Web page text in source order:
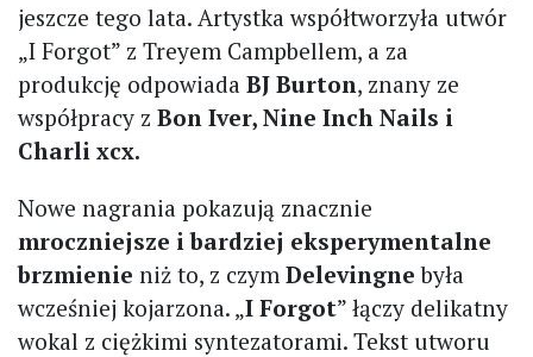
jeszcze tego lata. Artystka współtworzyła utwór
„I Forgot” z Treyem Campbellem, a za
produkcję odpowiada BJ Burton, znany ze
współpracy z Bon Iver, Nine Inch Nails i
Charli xcx.
Nowe nagrania pokazują znacznie
mroczniejsze i bardziej eksperymentalne
brzmienie niż to, z czym Delevingnebyła
wcześniej kojarzona. „I Forgot” łączy delikatny
wokal z ciężkimi syntezatorami. Tekst utworu